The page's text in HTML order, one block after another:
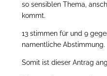
so sensiblen Thema,
kommt.
13 stimmen für und 9
namentliche Abstimmung.
Somit ist dieser Antrag